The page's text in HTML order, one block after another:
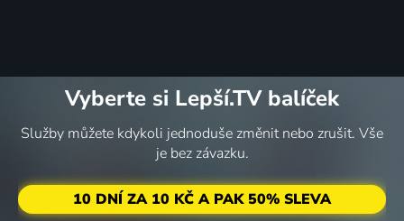
Vyberte si Lepší.TV balíček
Služby můžete kdykoli jednoduše změnit nebo zrušit. Vše
je bez závazku.
10 DNÍ ZA 10 KČ A PAK 50% SLEVA